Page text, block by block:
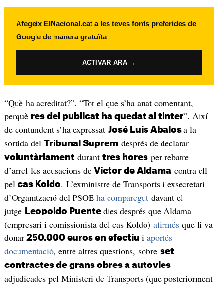
Afegeix ElNacional.cat a les teves fonts preferides de
Google de manera gratuïta
ACTIVAR ARA →
“Què ha acreditat?”. “Tot el que s’ha anat comentant,
perquè res del publicat ha quedat al tinter”. Així
de contundent s’ha expressat José Luis Ábalos a la
sortida del Tribunal Supremdesprés de declarar
voluntàriamentdurant tres horesper rebatre
d’arrel les acusacions de Víctor de Aldamacontra ell
pel cas Koldo. L’exministre de Transports i exsecretari
d’Organització del PSOE ha comparegutdavant el
jutge Leopoldo Puente dies després que Aldama
(empresari i comissionista del cas Koldo) afirmésque li va
donar250.000 euros en efectiu i aportés
documentació, entre altres qüestions, sobre set
contractes de grans obres a autovies
adjudicades pel Ministeri de Transports (que posteriorment